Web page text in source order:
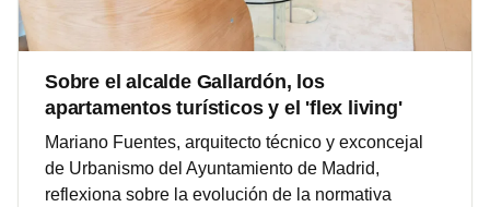
Sobre el alcalde Gallardón, los
apartamentos turísticos y el 'flex living'
Mariano Fuentes, arquitecto técnico y exconcejal
de Urbanismo del Ayuntamiento de Madrid,
reflexiona sobre la evolución de la normativa